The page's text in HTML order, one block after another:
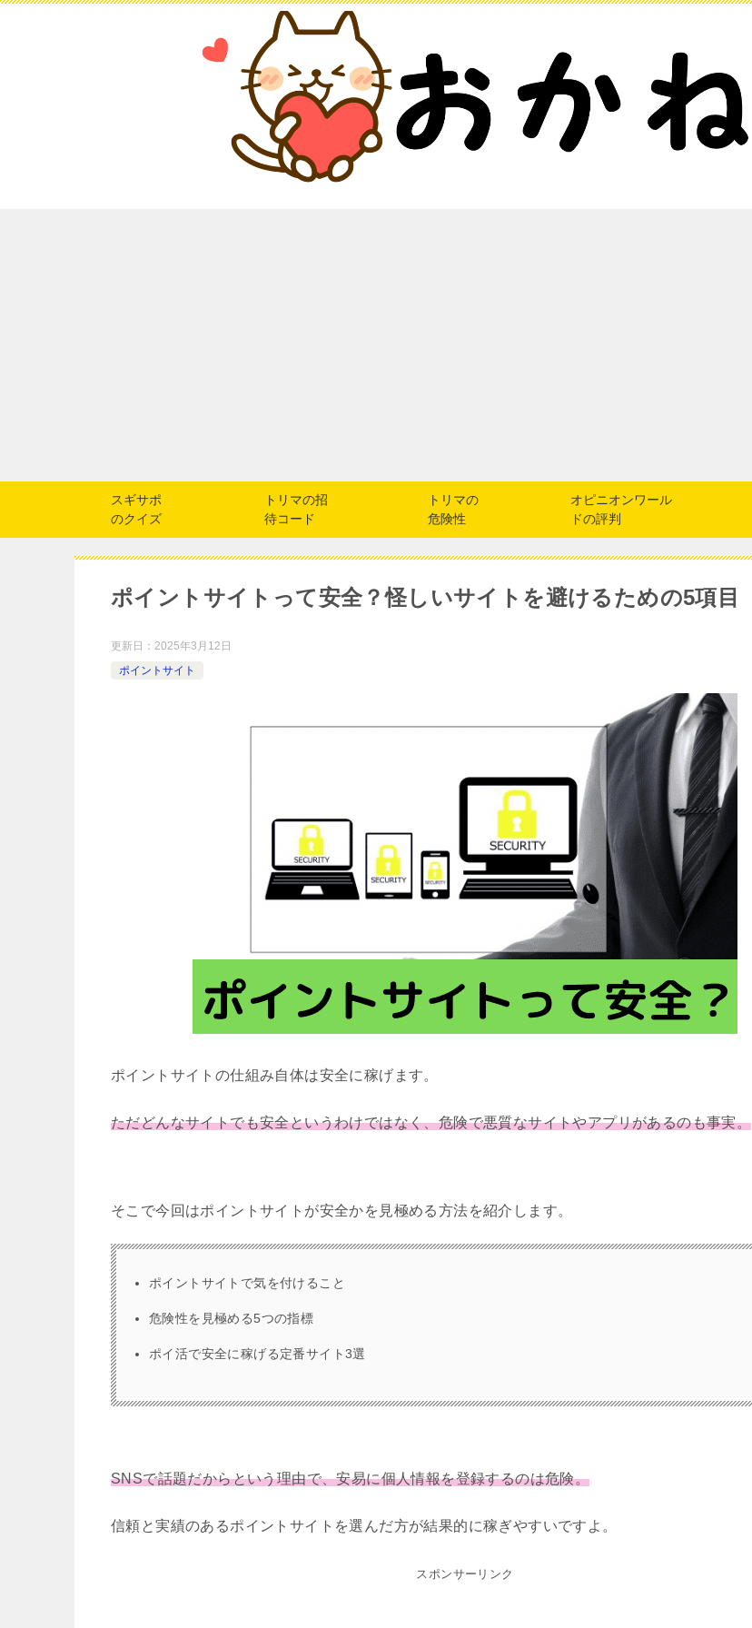
スギサポ
のクイズ
トリマの招
待コード
トリマの
危険性
オピニオンワール
ドの評判
ポイントサイトって安全？怪しいサイトを避けるための5項目
更新日： 2025年3月12日
ポイントサイト
ポイントサイトの仕組み自体は安全に稼げます。
ただどんなサイトでも安全というわけではなく、危険で悪質なサイトやアプリがあるのも事実。
そこで今回はポイントサイトが安全かを見極める方法を紹介します。
ポイントサイトで気を付けること
危険性を見極める5つの指標
ポイ活で安全に稼げる定番サイト3選
SNSで話題だからという理由で、安易に個人情報を登録するのは危険。
信頼と実績のあるポイントサイトを選んだ方が結果的に稼ぎやすいですよ。
スポンサーリンク